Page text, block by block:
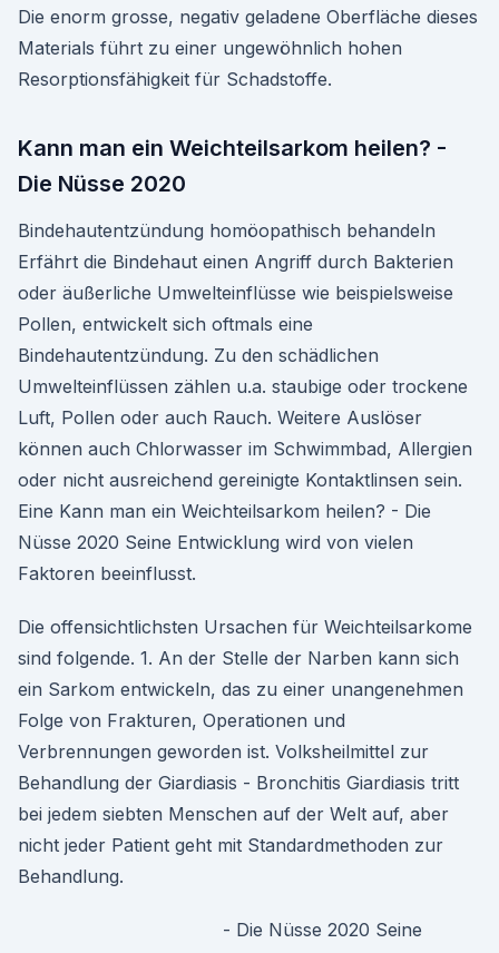
Die enorm grosse, negativ geladene Oberfläche dieses
Materials führt zu einer ungewöhnlich hohen
Resorptionsfähigkeit für Schadstoffe.
Kann man ein Weichteilsarkom heilen? -
Die Nüsse 2020
Bindehautentzündung homöopathisch behandeln
Erfährt die Bindehaut einen Angriff durch Bakterien
oder äußerliche Umwelteinflüsse wie beispielsweise
Pollen, entwickelt sich oftmals eine
Bindehautentzündung. Zu den schädlichen
Umwelteinflüssen zählen u.a. staubige oder trockene
Luft, Pollen oder auch Rauch. Weitere Auslöser
können auch Chlorwasser im Schwimmbad, Allergien
oder nicht ausreichend gereinigte Kontaktlinsen sein.
Eine Kann man ein Weichteilsarkom heilen? - Die
Nüsse 2020 Seine Entwicklung wird von vielen
Faktoren beeinflusst.
Die offensichtlichsten Ursachen für Weichteilsarkome
sind folgende. 1. An der Stelle der Narben kann sich
ein Sarkom entwickeln, das zu einer unangenehmen
Folge von Frakturen, Operationen und
Verbrennungen geworden ist. Volksheilmittel zur
Behandlung der Giardiasis - Bronchitis Giardiasis tritt
bei jedem siebten Menschen auf der Welt auf, aber
nicht jeder Patient geht mit Standardmethoden zur
Behandlung.
- Die Nüsse 2020 Seine